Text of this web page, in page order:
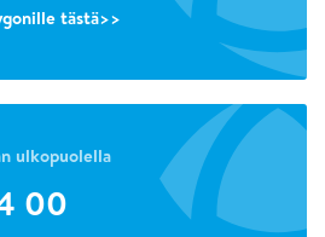
tästä>>
ulkopuolella
00